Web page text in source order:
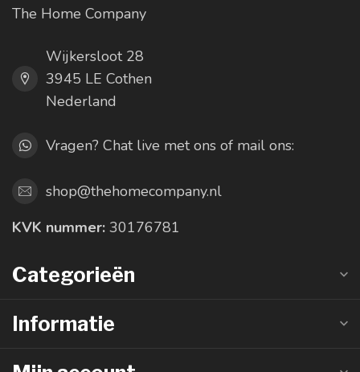
The Home Company
Wijkersloot 28
3945 LE Cothen
Nederland
Vragen? Chat live met ons of mail ons:
shop@thehomecompany.nl
KVK nummer: 30176781
Categorieën
Informatie